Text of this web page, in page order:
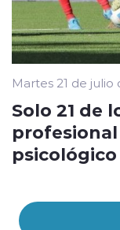
Martes 21 de julio
Solo 21 de
psicológico